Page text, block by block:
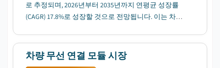
로 추정되며, 2026년부터 2035년까지 연평균 성장률
(CAGR) 17.8%로 성장할 것으로 전망됩니다. 이는 차량
차량 무선 연결 모듈 시장